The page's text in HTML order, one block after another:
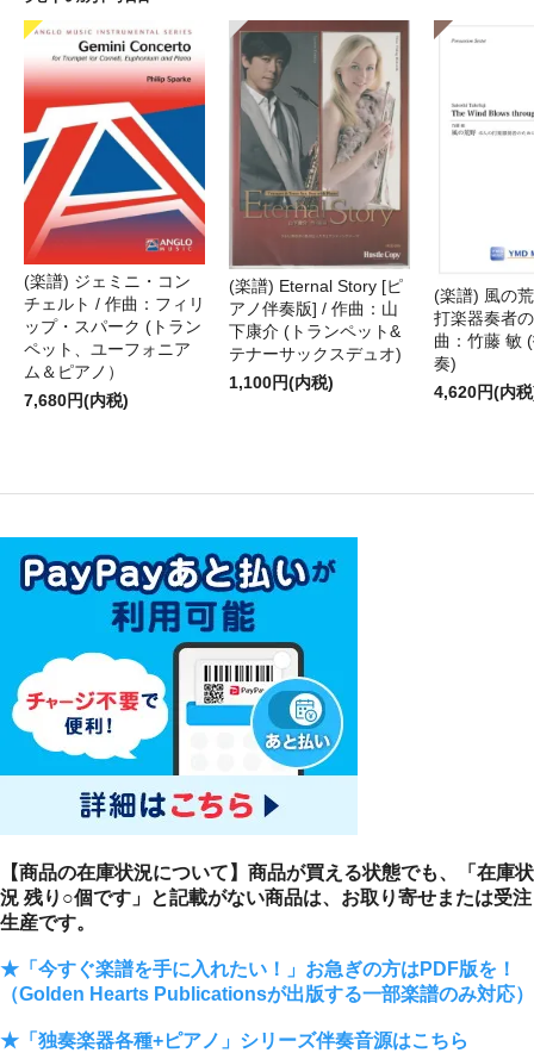
(楽譜) ジェミニ・コン
チェルト / 作曲：フィリ
ップ・スパーク (トラン
ペット、ユーフォニア
ム＆ピアノ）
7,680円(内税)
(楽譜) Eternal Story [ピ
アノ伴奏版] / 作曲：山
下康介 (トランペット&
テナーサックスデュオ)
1,100円(内税)
(楽譜) 風の
打楽器奏者
曲：竹藤 敏
奏)
4,620円(内
【商品の在庫状況について】商品が買える状態でも、「在庫状
況 残り○個です」と記載がない商品は、お取り寄せまたは受注
生産です。
★「今すぐ楽譜を手に入れたい！」お急ぎの方はPDF版を！
（Golden Hearts Publicationsが出版する一部楽譜のみ対応）
★「独奏楽器各種+ピアノ」シリーズ伴奏音源はこちら